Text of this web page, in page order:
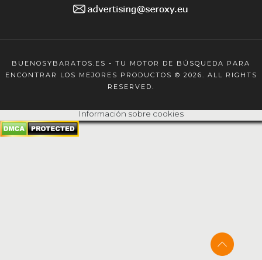
BUENOSYBARATOS.ES - TU MOTOR DE BÚSQUEDA PARA
ENCONTRAR LOS MEJORES PRODUCTOS © 2026. ALL RIGHTS
RESERVED.
Información sobre cookies